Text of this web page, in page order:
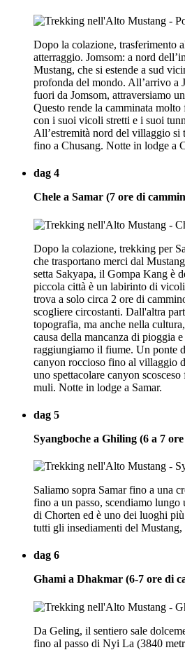
Dopo la colazione, trasferimento
atterraggio. Jomsom: a nord
Mustang, che si estende a sud
profonda del mondo. All’arrivo a
fuori da Jomsom, attraversiamo
Questo rende la camminata
con i suoi vicoli stretti e i suoi
All’estremità nord del villaggio
fino a Chusang. Notte in lodge a
dag 4
Chele a Samar (7 ore di
Dopo la colazione, trekking per
che trasportano merci dal
setta Sakyapa, il Gompa Kang è
piccola città è un labirinto di
trova a solo circa 2 ore di
scogliere circostanti. Dall'altra
topografia, ma anche nella
causa della mancanza di pioggia
raggiungiamo il fiume. Un ponte
canyon roccioso fino al villaggio
uno spettacolare canyon
muli. Notte in lodge a Samar.
dag 5
Syangboche a Ghiling (6 a 7
Saliamo sopra Samar fino a una
fino a un passo, scendiamo
di Chorten ed è uno dei luoghi
tutti gli insediamenti del
dag 6
Ghami a Dhakmar (6-7 ore di
Da Geling, il sentiero sale
fino al passo di Nyi La (3840